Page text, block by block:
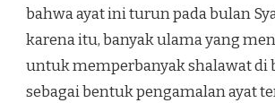
bahwa ayat ini turun pada bulan
karena itu, banyak ulama yang
untuk memperbanyak shalawat di
sebagai bentuk pengamalan ayat